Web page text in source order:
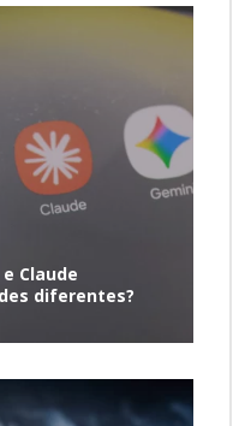
Claude
diferentes?